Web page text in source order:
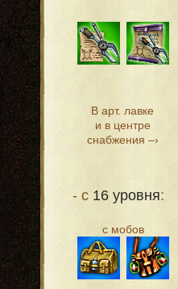
В арт. лавке
и в центре
снабжения –›
- с 16 уровня:
с мобов